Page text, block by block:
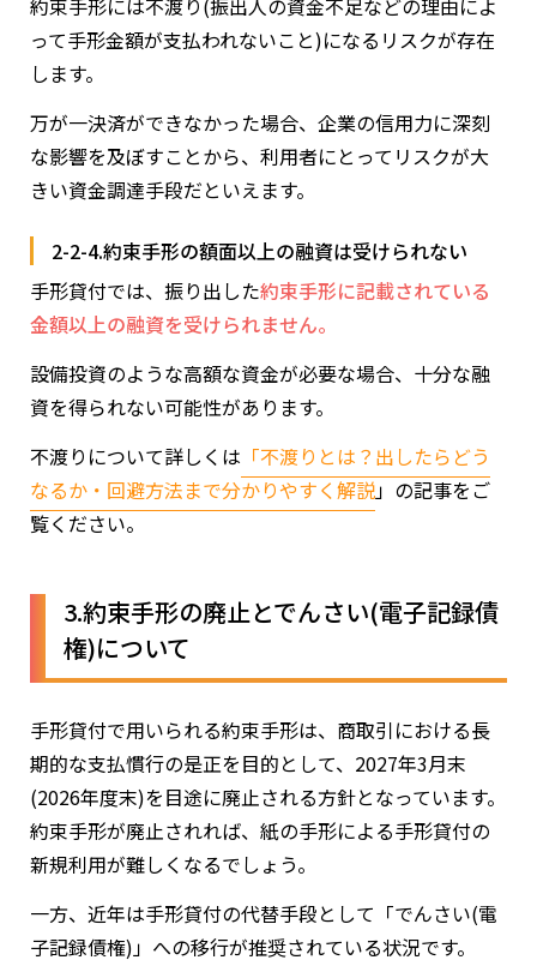
って手形金額が支払われないこと)になるリスクが存在
します。
万が一決済ができなかった場合、企業の信用力に深刻
な影響を及ぼすことから、利用者にとってリスクが大
きい資金調達手段だといえます。
2-2-4.約束手形の額面以上の融資は受けられない
手形貸付では、振り出した約束手形に記載されている
金額以上の融資を受けられません。
設備投資のような高額な資金が必要な場合、十分な融
資を得られない可能性があります。
不渡りについて詳しくは 「不渡りとは？出したらどう
なるか・回避方法まで分かりやすく解説」の記事をご
覧ください。
3.約束手形の廃止とでんさい(電子記録債
権)について
手形貸付で用いられる約束手形は、商取引における長
期的な支払慣行の是正を目的として、2027年3月末
(2026年度末)を目途に廃止される方針となっています。
約束手形が廃止されれば、紙の手形による手形貸付の
新規利用が難しくなるでしょう。
一方、近年は手形貸付の代替手段として「でんさい(電
子記録債権)」への移行が推奨されている状況です。